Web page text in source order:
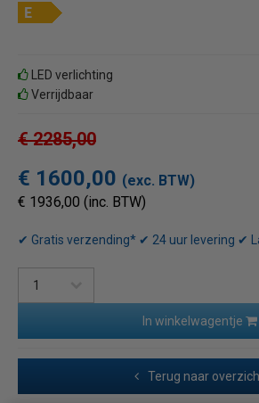
LED verlichting
Verrijdbaar
€ 2285,00
€ 1600,00 (exc. BTW)
€ 1936,00 (inc. BTW)
✔ Gratis verzending* ✔ 24 uur levering ✔
In winkelwagentje
Terug naar